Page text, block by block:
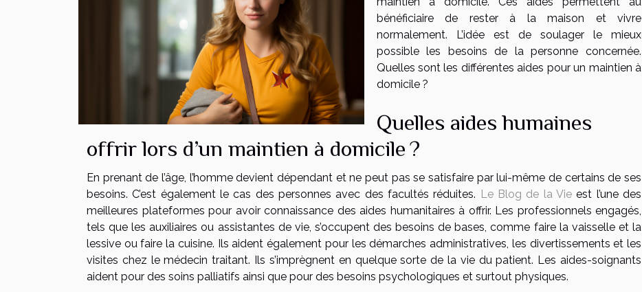
bénéficiaire de rester à la maison et vivre
normalement. L’idée est de soulager le mieux
possible les besoins de la personne concernée.
Quelles sont les différentes aides pour un maintien à
domicile ?
Quelles aides humaines
offrir lors d’un maintien à domicile ?
En prenant de l’âge, l’homme devient dépendant et ne peut pas se satisfaire par lui-même de certains de ses
besoins. C’est également le cas des personnes avec des facultés réduites. Le Blog de la Vie est l’une des
meilleures plateformes pour avoir connaissance des aides humanitaires à offrir. Les professionnels engagés,
tels que les auxiliaires ou assistantes de vie, s’occupent des besoins de bases, comme faire la vaisselle et la
lessive ou faire la cuisine. Ils aident également pour les démarches administratives, les divertissements et les
visites chez le médecin traitant. Ils s’imprègnent en quelque sorte de la vie du patient. Les aides-soignants
aident pour des soins palliatifs ainsi que pour des besoins psychologiques et surtout physiques.